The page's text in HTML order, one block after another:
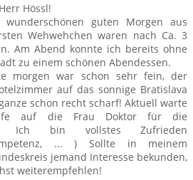
Hössl!
wunderschönen guten Morgen aus
Wehwehchen waren nach Ca. 3
Am Abend konnte ich bereits ohne
zu einem schönen Abendessen.
morgen war schon sehr fein, der
auf das sonnige Bratislava
schon recht scharf! Aktuell warte
auf die Frau Doktor für die
Ich bin vollstes Zufrieden
... ) Sollte in meinem
jemand Interesse bekunden,
weiterempfehlen!